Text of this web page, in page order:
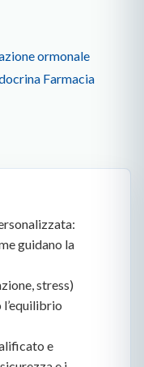
ormonale
Farmacia
guidano la
stress)
e